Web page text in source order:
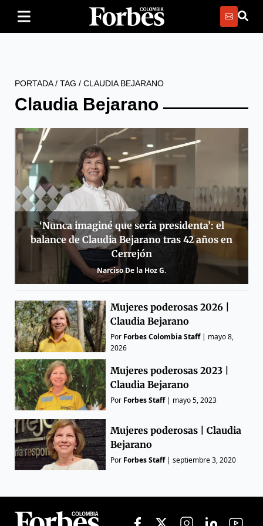
PORTADA/ TAG / CLAUDIA BEJARANO
Claudia Bejarano
‘Nunca imaginé que sería presidenta’: el
balance de Claudia Bejarano tras 42 años en
Cerrejón
Narciso De la Hoz G.
Mujeres poderosas 2026 |
Claudia Bejarano
Por Forbes Colombia Staff| mayo 8,
2026
Mujeres poderosas 2023 |
Claudia Bejarano
Por Forbes Staff| mayo 5, 2023
Mujeres poderosas | Claudia
Bejarano
Por Forbes Staff|septiembre 3, 2020